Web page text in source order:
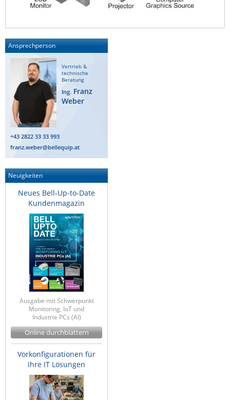
News zu unseren Herstellern
Ansprechperson
Vertrieb &
technische
Beratung
Ing. Franz
Weber
+43 2822 33 33 993
franz.weber@bellequip.at
Neuigkeiten
Neues Bell-Up-to-Date
Kundenmagazin
Ausgabe mit Schwerpunkt
Monitoring, IoT und
Industrie PCs (AI)
Online durchblättern
Vorkonfigurationen für
Ihre IT Lösungen